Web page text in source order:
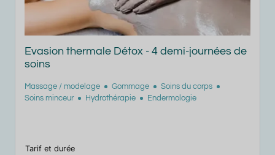
Les échappées - Forme : 3 demi-journées de
soins
Massage / modelage Soins du corps Hydrothérapie
Tarif et durée